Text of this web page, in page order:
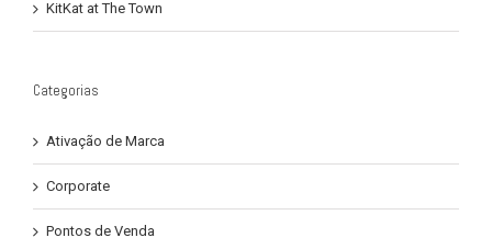
KitKat at The Town
Categorias
Ativação de Marca
Corporate
Pontos de Venda